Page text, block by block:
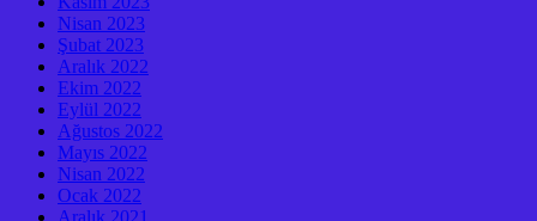
Nisan 2023
Şubat 2023
Aralık 2022
Ekim 2022
Eylül 2022
Ağustos 2022
Mayıs 2022
Nisan 2022
Ocak 2022
Aralık 2021